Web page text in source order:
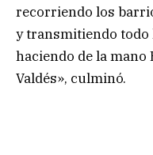
recorriendo los
y transmitiendo todo
haciendo de la mano
Valdés», culminó.